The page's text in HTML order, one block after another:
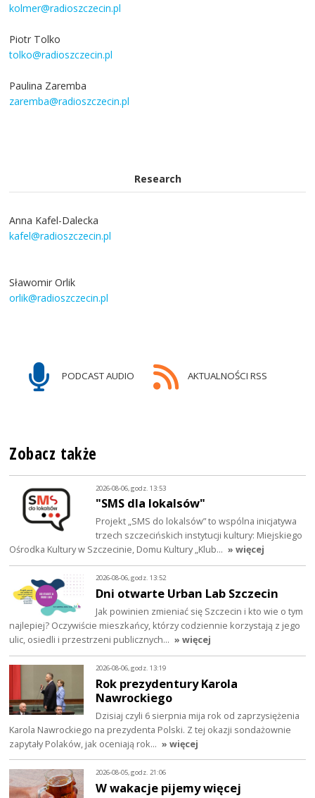
kolmer@radioszczecin.pl
Piotr Tolko
tolko@radioszczecin.pl
Paulina Zaremba
zaremba@radioszczecin.pl
Research
Anna Kafel-Dalecka
kafel@radioszczecin.pl
Sławomir Orlik
orlik@radioszczecin.pl
PODCAST AUDIO AKTUALNOŚCI RSS
Zobacz także
2026-08-06, godz. 13:53
"SMS dla lokalsów"
Projekt „SMS do lokalsów” to wspólna inicjatywa
trzech szczecińskich instytucji kultury: Miejskiego
Ośrodka Kultury w Szczecinie, Domu Kultury „Klub… » więcej
2026-08-06, godz. 13:52
Dni otwarte Urban Lab Szczecin
Jak powinien zmieniać się Szczecin i kto wie o tym
najlepiej? Oczywiście mieszkańcy, którzy codziennie korzystają z jego
ulic, osiedli i przestrzeni publicznych… » więcej
2026-08-06, godz. 13:19
Rok prezydentury Karola
Nawrockiego
Dzisiaj czyli 6 sierpnia mija rok od zaprzysiężenia
Karola Nawrockiego na prezydenta Polski. Z tej okazji sondażownie
zapytały Polaków, jak oceniają rok… » więcej
2026-08-05, godz. 21:06
W wakacje pijemy więcej